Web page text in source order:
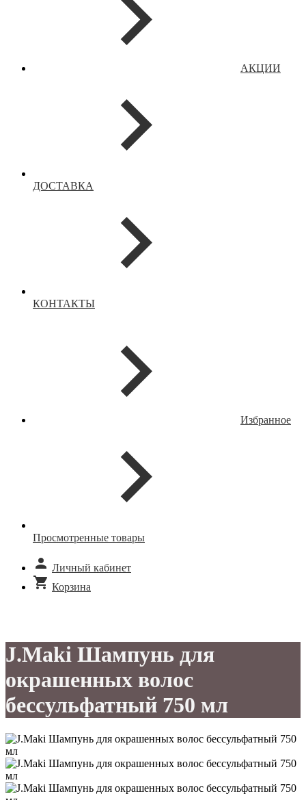
АКЦИИ
ДОСТАВКА
КОНТАКТЫ
Избранное
Просмотренные товары
Личный кабинет
Корзина
J.Maki Шампунь для
окрашенных волос
бессульфатный 750 мл